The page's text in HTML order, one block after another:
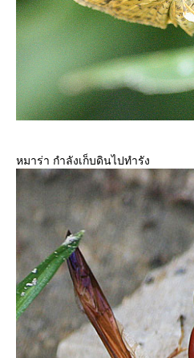
หมาร่า กำลังเก็บดินไปทำรัง